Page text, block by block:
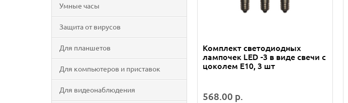
Умные часы
Защита от вирусов
Для планшетов
Для компьютеров и приставок
Для видеонаблюдения
Комплект светодиодных
лампочек LED -3 в виде свечи с
цоколем Е10, 3 шт
568.00 р.